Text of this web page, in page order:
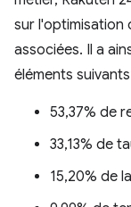
sur l'optimisation
associées. Il a
éléments
53,37% de
33,13% de
15,20% de